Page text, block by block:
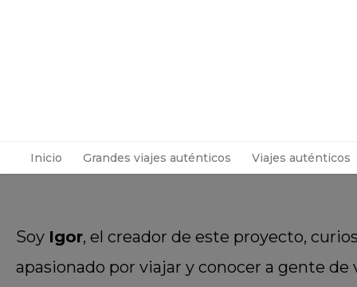
Inicio Grandes viajes auténticos Viajes auténticos
Soy Igor, el creador de este proyecto,
apasionado por viajar y conocer a gente de